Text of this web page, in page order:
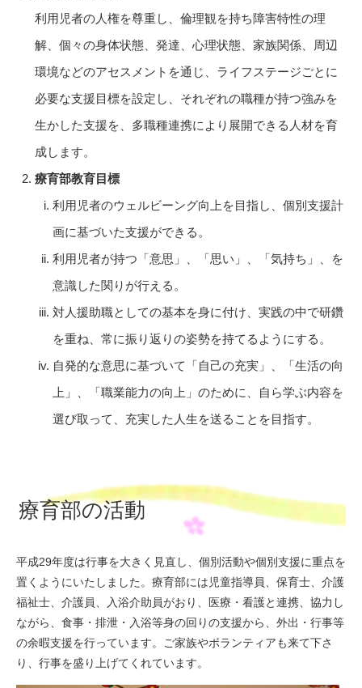
利用児者の人権を尊重し、倫理観を持ち障害特性の理
解、個々の身体状態、発達、心理状態、家族関係、周辺
環境などのアセスメントを通じ、ライフステージごとに
必要な支援目標を設定し、それぞれの職種が持つ強みを
生かした支援を、多職種連携により展開できる人材を育
成します。
療育部教育目標
利用児者のウェルビーング向上を目指し、個別支援計
画に基づいた支援ができる。
利用児者が持つ「意思」、「思い」、「気持ち」、を
意識した関りが行える。
対人援助職としての基本を身に付け、実践の中で研鑽
を重ね、常に振り返りの姿勢を持てるようにする。
自発的な意思に基づいて「自己の充実」、「生活の向
上」、「職業能力の向上」のために、自ら学ぶ内容を
選び取って、充実した人生を送ることを目指す。
療育部の活動
平成29年度は行事を大きく見直し、個別活動や個別支援に重点を
置くようにいたしました。療育部には児童指導員、保育士、介護
福祉士、介護員、入浴介助員がおり、医療・看護と連携、協力し
ながら、食事・排泄・入浴等身の回りの支援から、外出・行事等
の余暇支援を行っています。ご家族やボランティアも来て下さ
り、行事を盛り上げてくれています。